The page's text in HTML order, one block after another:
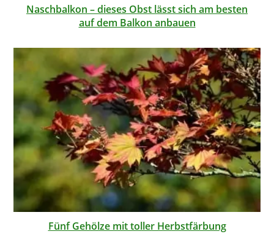
Naschbalkon – dieses Obst lässt sich am besten
auf dem Balkon anbauen
Fünf Gehölze mit toller Herbstfärbung